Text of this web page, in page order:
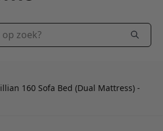
160 Sofa Bed (Dual Mattress) -